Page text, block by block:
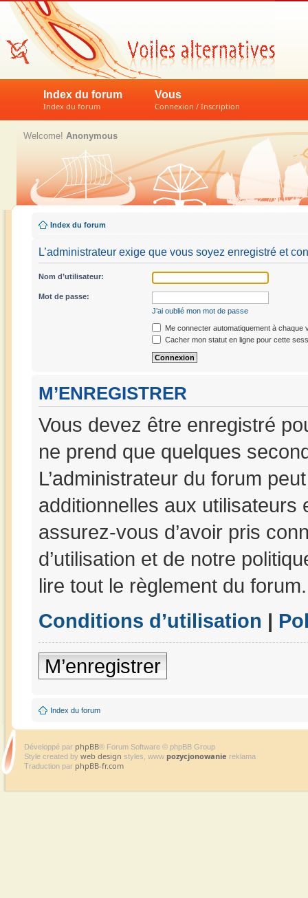
Index du forum
Index du forum
Vous
Connexion / Inscription
Welcome! Anonymous
Index du forum
L’administrateur exige que vous soyez enregistré et
Nom d’utilisateur:
Mot de passe:
J’ai oublié mon mot de passe
Me connecter automatiquement à chaque
Cacher mon statut en ligne pour cette
M’ENREGISTRER
Vous devez être enregistré
ne prend que quelques
L’administrateur du forum
additionnelles aux utilisateurs
assurez-vous d’avoir pris
d’utilisation et de notre
lire tout le règlement du forum.
Conditions d’utilisation |
M’enregistrer
Index du forum
Développé par phpBB® Forum Software © phpBB Group
Style created by web design styles, www pozycjonowanie reklama
Traduction par phpBB-fr.com